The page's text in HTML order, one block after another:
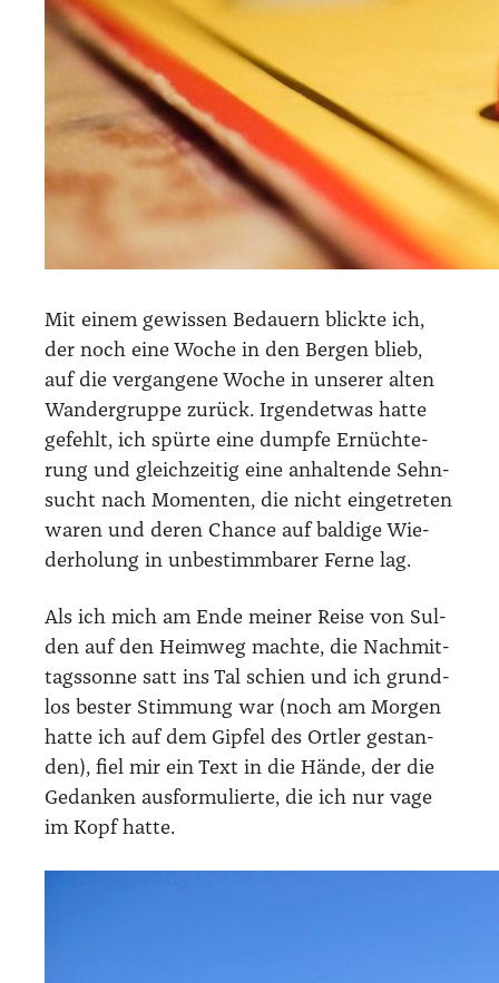
Mit einem gewis­sen Bedau­ern blick­te ich,
der noch eine Woche in den Ber­gen blieb,
auf die ver­gan­ge­ne Woche in unse­rer alten
Wan­der­grup­pe zurück. Irgend­et­was hat­te
gefehlt, ich spür­te eine dump­fe Ernüch­te­
rung und gleich­zei­tig eine anhal­ten­de Sehn­
sucht nach Momen­ten, die nicht ein­ge­tre­ten
waren und deren Chan­ce auf bal­di­ge Wie­
der­ho­lung in unbe­stimm­ba­rer Fer­ne lag.
Als ich mich am Ende mei­ner Rei­se von Sul­
den auf den Heim­weg mach­te, die Nach­mit­
tags­son­ne satt ins Tal schien und ich grund­
los bes­ter Stim­mung war (noch am Mor­gen
hat­te ich auf dem Gip­fel des Ort­ler gestan­
den), fiel mir ein Text in die Hän­de, der die
Gedan­ken aus­for­mu­lier­te, die ich nur vage
im Kopf hat­te.